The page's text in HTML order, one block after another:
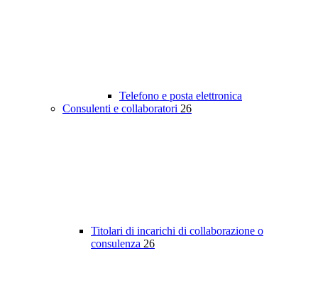
Telefono e posta elettronica
Consulenti e collaboratori 26
Titolari di incarichi di collaborazione o
consulenza 26